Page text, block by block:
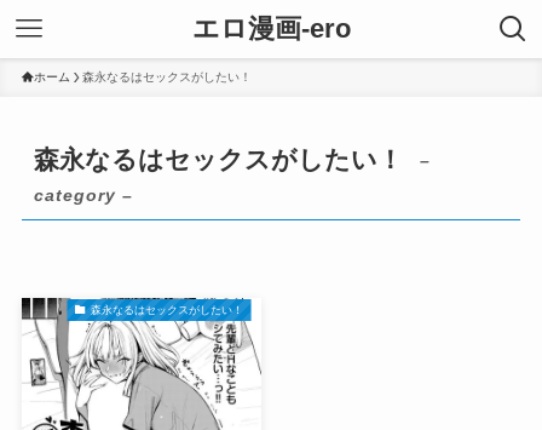
エロ漫画-ero
ホーム 森永なるはセックスがしたい！
森永なるはセックスがしたい！
–
category –
森永なるはセックスがしたい！